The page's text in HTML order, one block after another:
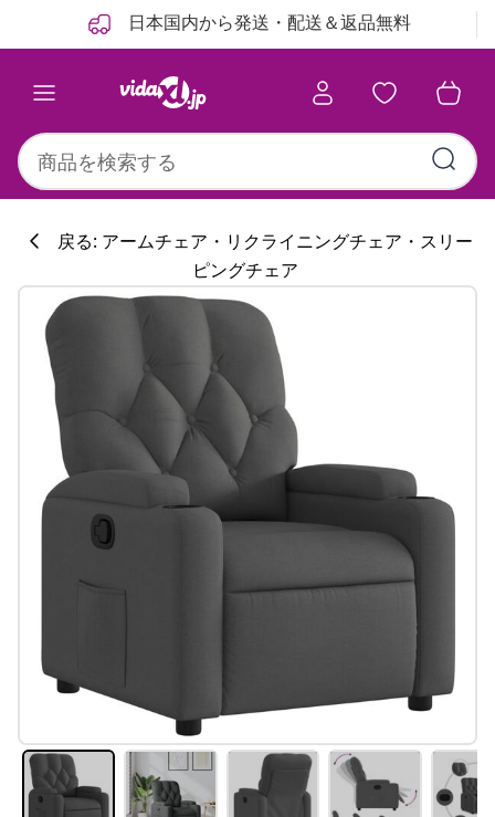
日本国内から発送・配送＆返品無料
戻る: アームチェア・リクライニングチェア・スリー
ピングチェア